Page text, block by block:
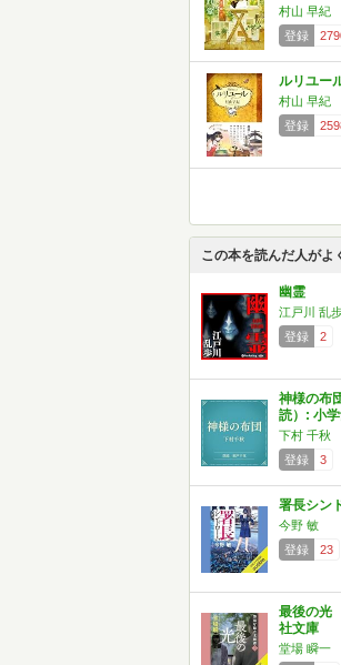
村山 早紀
登録
ルリユー
村山 早紀
登録
この本を読んだ人がよ
幽霊
江戸川 乱
登録
2
神様の布
読）: 小
下村 千秋
登録
3
署長シン
今野 敏
登録
23
最後の光
社文庫
堂場 瞬一